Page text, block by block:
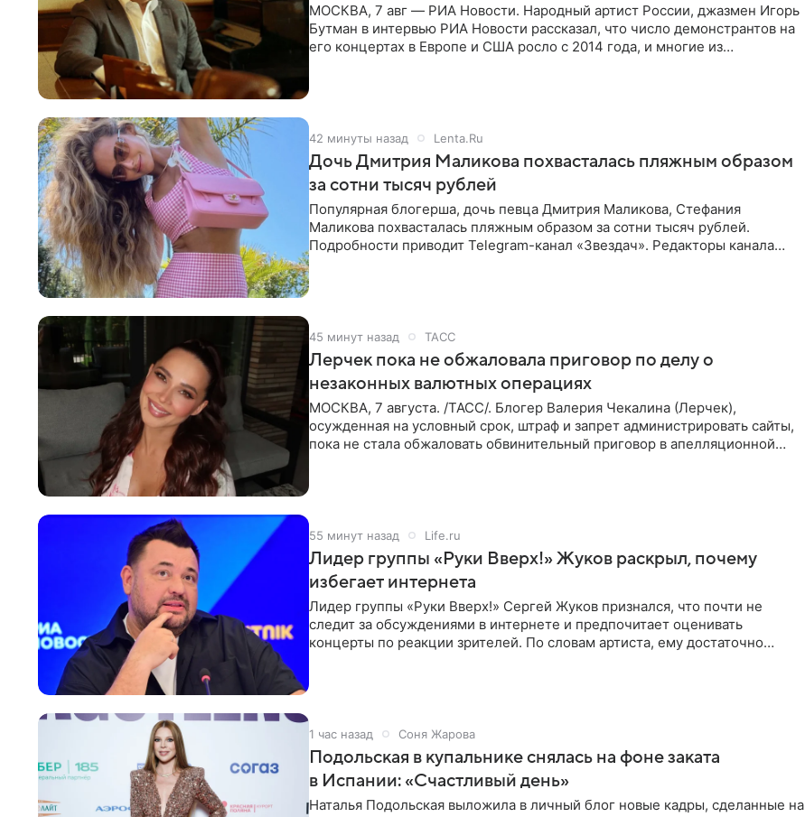
МОСКВА, 7 авг — РИА Новости. Народный артист России, джазмен Игорь
Бутман в интервью РИА Новости рассказал, что число демонстрантов на
его концертах в Европе и США росло с 2014 года, и многие из
42 минуты назад Lenta.Ru
Дочь Дмитрия Маликова похвасталась пляжным образом
за сотни тысяч рублей
Популярная блогерша, дочь певца Дмитрия Маликова, Стефания
Маликова похвасталась пляжным образом за сотни тысяч рублей.
Подробности приводит Telegram-канал «Звездач». Редакторы канала
45 минут назад ТАСС
Лерчек пока не обжаловала приговор по делу о
незаконных валютных операциях
МОСКВА, 7 августа. /ТАСС/. Блогер Валерия Чекалина (Лерчек),
осужденная на условный срок, штраф и запрет администрировать сайты,
пока не стала обжаловать обвинительный приговор в апелляционной
55 минут назад Life.ru
Лидер группы «Руки Вверх!» Жуков раскрыл, почему
избегает интернета
Лидер группы «Руки Вверх!» Сергей Жуков признался, что почти не
следит за обсуждениями в интернете и предпочитает оценивать
концерты по реакции зрителей. По словам артиста, ему достаточно
1 час назад Соня Жарова
Подольская в купальнике снялась на фоне заката
в Испании: «Счастливый день»
Наталья Подольская выложила в личный блог новые кадры, сделанные на